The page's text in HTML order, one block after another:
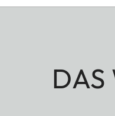
DAS